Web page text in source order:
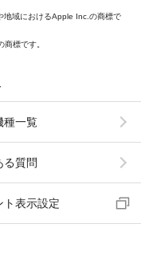
地域におけるApple Inc.の商標で
標です。
種一覧
る質問
ト表示設定